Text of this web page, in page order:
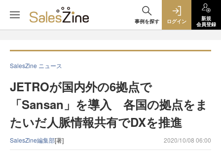
事例を探す ログイン
新規
会員登録
SalesZine ニュース
JETROが国内外の6拠点で
「Sansan」を導入 各国の拠点をま
たいだ人脈情報共有でDXを推進
SalesZine編集部[著] 2020/10/08 06:00